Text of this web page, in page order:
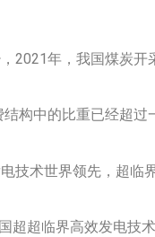
2021年，我国煤炭开
构中的比重已经超过
技术世界领先，超临
超超临界高效发电技